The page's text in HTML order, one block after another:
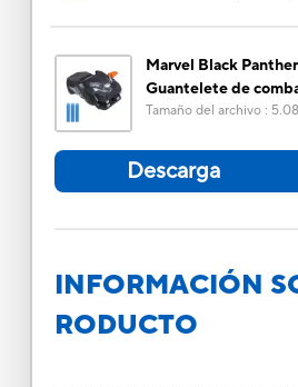
Marvel Black
Guantelete de
Tamaño del archivo:
Descarga
INFORMACIÓN
RODUCTO